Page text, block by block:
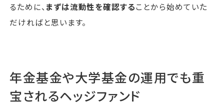
るために、 まずは流動性を確認することから始めていた
だければと思います。
年金基金や大学基金の運用でも重
宝されるヘッジファンド